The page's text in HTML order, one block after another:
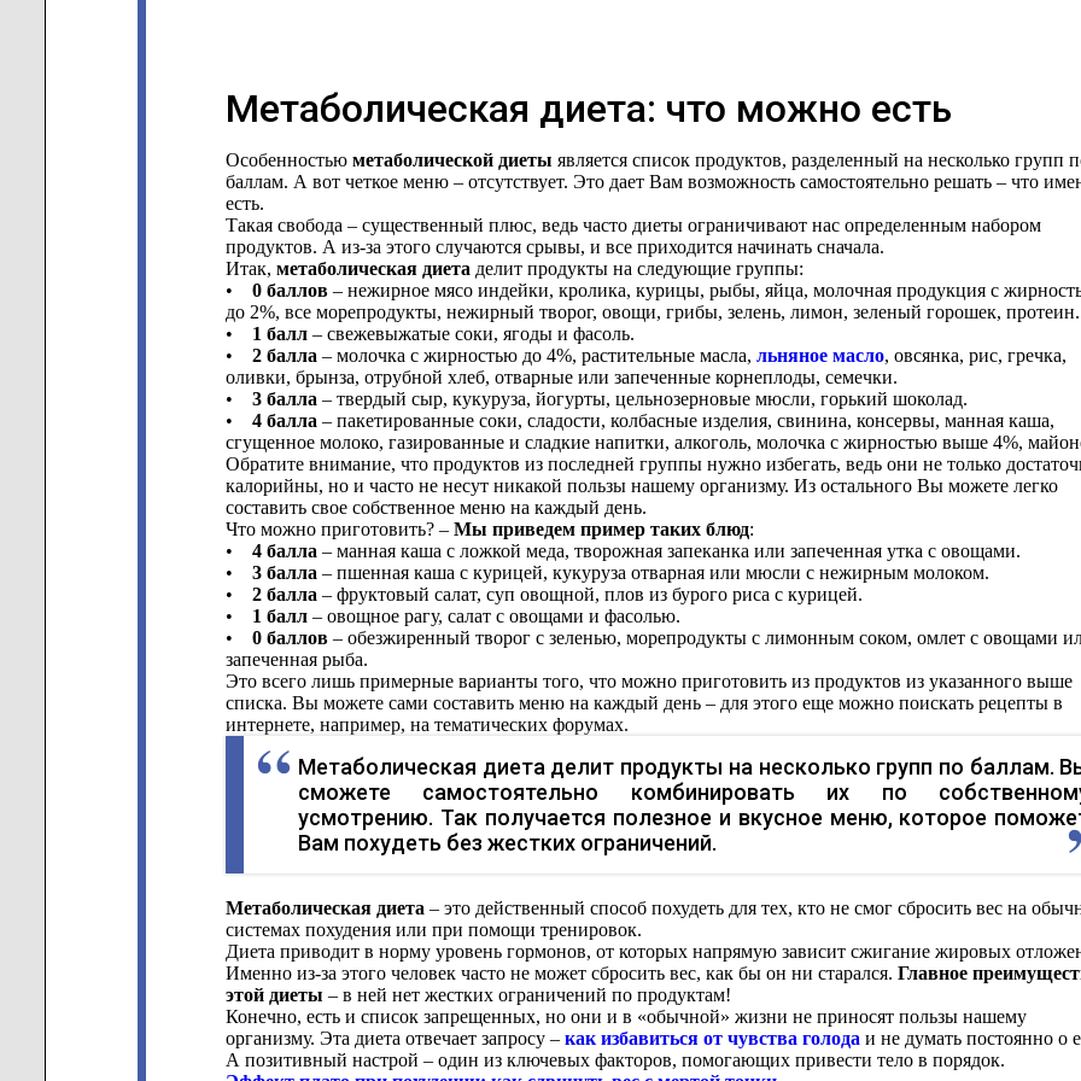
Метаболическая диета: что можно есть
Особенностью метаболической диеты является список продуктов, разделенный на несколько групп
баллам. А вот четкое меню – отсутствует. Это дает Вам возможность самостоятельно решать – что
есть.
Такая свобода – существенный плюс, ведь часто диеты ограничивают нас определенным набором
продуктов. А из-за этого случаются срывы, и все приходится начинать сначала.
Итак, метаболическая диета делит продукты на следующие группы:
• 0 баллов– нежирное мясо индейки, кролика, курицы, рыбы, яйца, молочная продукция с
до 2%, все морепродукты, нежирный творог, овощи, грибы, зелень, лимон, зеленый горошек, протеин.
• 1 балл– свежевыжатые соки, ягоды и фасоль.
• 2 балла – молочка с жирностью до 4%, растительные масла, льняное масло, овсянка, рис, гречка,
оливки, брынза, отрубной хлеб, отварные или запеченные корнеплоды, семечки.
• 3 балла – твердый сыр, кукуруза, йогурты, цельнозерновые мюсли, горький шоколад.
• 4 балла – пакетированные соки, сладости, колбасные изделия, свинина, консервы, манная каша,
сгущенное молоко, газированные и сладкие напитки, алкоголь, молочка с жирностью выше 4%,
Обратите внимание, что продуктов из последней группы нужно избегать, ведь они не только
калорийны, но и часто не несут никакой пользы нашему организму. Из остального Вы можете легко
составить свое собственное меню на каждый день.
Что можно приготовить? – Мы приведем пример таких блюд:
• 4 балла – манная каша с ложкой меда, творожная запеканка или запеченная утка с овощами.
• 3 балла – пшенная каша с курицей, кукуруза отварная или мюсли с нежирным молоком.
• 2 балла – фруктовый салат, суп овощной, плов из бурого риса с курицей.
• 1 балл– овощное рагу, салат с овощами и фасолью.
• 0 баллов– обезжиренный творог с зеленью, морепродукты с лимонным соком, омлет с овощами
запеченная рыба.
Это всего лишь примерные варианты того, что можно приготовить из продуктов из указанного выше
списка. Вы можете сами составить меню на каждый день – для этого еще можно поискать рецепты в
интернете, например, на тематических форумах.
Метаболическая диета делит продукты на несколько групп по баллам.
сможете самостоятельно комбинировать их по
усмотрению. Так получается полезное и вкусное меню, которое
Вам похудеть без жестких ограничений.
Метаболическая диета – это действенный способ похудеть для тех, кто не смог сбросить вес на
системах похудения или при помощи тренировок.
Диета приводит в норму уровень гормонов, от которых напрямую зависит сжигание жировых
Именно из-за этого человек часто не может сбросить вес, как бы он ни старался. Главное
этой диеты – в ней нет жестких ограничений по продуктам!
Конечно, есть и список запрещенных, но они и в «обычной» жизни не приносят пользы нашему
организму. Эта диета отвечает запросу – как избавиться от чувства голода и не думать постоянно о
А позитивный настрой – один из ключевых факторов, помогающих привести тело в порядок.